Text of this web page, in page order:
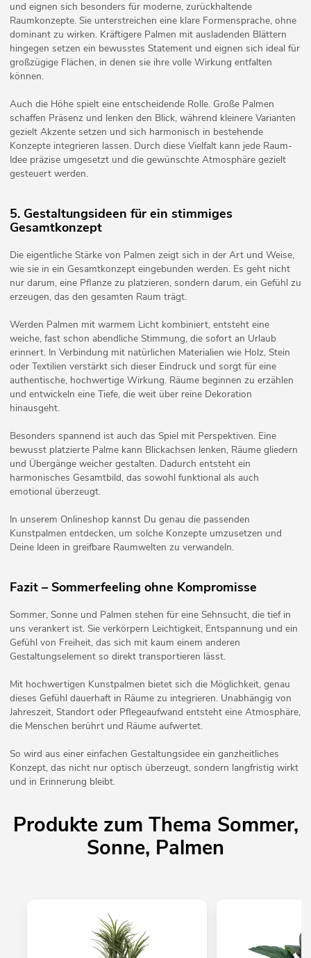
und eignen sich besonders für moderne, zurückhaltende
Raumkonzepte. Sie unterstreichen eine klare Formensprache, ohne
dominant zu wirken. Kräftigere Palmen mit ausladenden Blättern
hingegen setzen ein bewusstes Statement und eignen sich ideal für
großzügige Flächen, in denen sie ihre volle Wirkung entfalten
können.
Auch die Höhe spielt eine entscheidende Rolle. Große Palmen
schaffen Präsenz und lenken den Blick, während kleinere Varianten
gezielt Akzente setzen und sich harmonisch in bestehende
Konzepte integrieren lassen. Durch diese Vielfalt kann jede Raum-
Idee präzise umgesetzt und die gewünschte Atmosphäre gezielt
gesteuert werden.
5. Gestaltungsideen für ein stimmiges
Gesamtkonzept
Die eigentliche Stärke von Palmen zeigt sich in der Art und Weise,
wie sie in ein Gesamtkonzept eingebunden werden. Es geht nicht
nur darum, eine Pflanze zu platzieren, sondern darum, ein Gefühl zu
erzeugen, das den gesamten Raum trägt.
Werden Palmen mit warmem Licht kombiniert, entsteht eine
weiche, fast schon abendliche Stimmung, die sofort an Urlaub
erinnert. In Verbindung mit natürlichen Materialien wie Holz, Stein
oder Textilien verstärkt sich dieser Eindruck und sorgt für eine
authentische, hochwertige Wirkung. Räume beginnen zu erzählen
und entwickeln eine Tiefe, die weit über reine Dekoration
hinausgeht.
Besonders spannend ist auch das Spiel mit Perspektiven. Eine
bewusst platzierte Palme kann Blickachsen lenken, Räume gliedern
und Übergänge weicher gestalten. Dadurch entsteht ein
harmonisches Gesamtbild, das sowohl funktional als auch
emotional überzeugt.
In unserem Onlineshop kannst Du genau die passenden
Kunstpalmen entdecken, um solche Konzepte umzusetzen und
Deine Ideen in greifbare Raumwelten zu verwandeln.
Fazit – Sommerfeeling ohne Kompromisse
Sommer, Sonne und Palmen stehen für eine Sehnsucht, die tief in
uns verankert ist. Sie verkörpern Leichtigkeit, Entspannung und ein
Gefühl von Freiheit, das sich mit kaum einem anderen
Gestaltungselement so direkt transportieren lässt.
Mit hochwertigen Kunstpalmen bietet sich die Möglichkeit, genau
dieses Gefühl dauerhaft in Räume zu integrieren. Unabhängig von
Jahreszeit, Standort oder Pflegeaufwand entsteht eine Atmosphäre,
die Menschen berührt und Räume aufwertet.
So wird aus einer einfachen Gestaltungsidee ein ganzheitliches
Konzept, das nicht nur optisch überzeugt, sondern langfristig wirkt
und in Erinnerung bleibt.
Produkte zum Thema Sommer,
Sonne, Palmen